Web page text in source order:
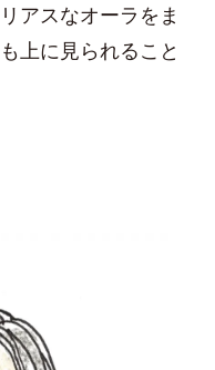
アスなオーラをま
上に見られること